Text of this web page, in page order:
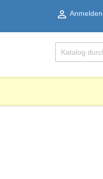
 Anmelden